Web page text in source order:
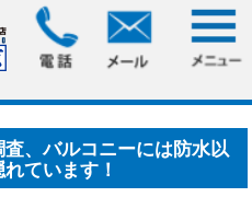
にて雨漏り調査、バルコニー
、バルコニーには防水以
ています！